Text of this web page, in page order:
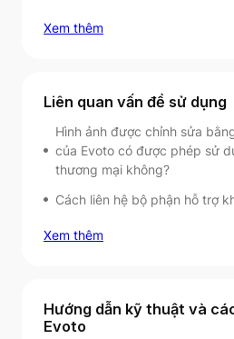
Xem thêm
Liên quan vấn đề sử dụng
Hình ảnh được chỉnh sửa
của Evoto có được phép sử
thương mại không?
Cách liên hệ bộ phận hỗ trợ
Xem thêm
Hướng dẫn kỹ thuật và
Evoto